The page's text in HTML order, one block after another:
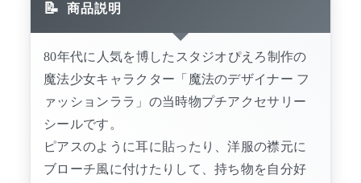
商品説明
80年代に人気を博したスタジオぴえろ制作の
魔法少女キャラクター「魔法のデザイナー フ
ァッションララ」の当時物プチアクセサリー
シールです。
ピアスのように耳に貼ったり、洋服の襟元に
ブローチ風に付けたりして、持ち物を自分好